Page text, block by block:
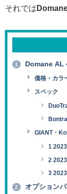
それでは
1 Domane AL
価格・カラ
スペック
GIANT・
1
2
3
2 オプション